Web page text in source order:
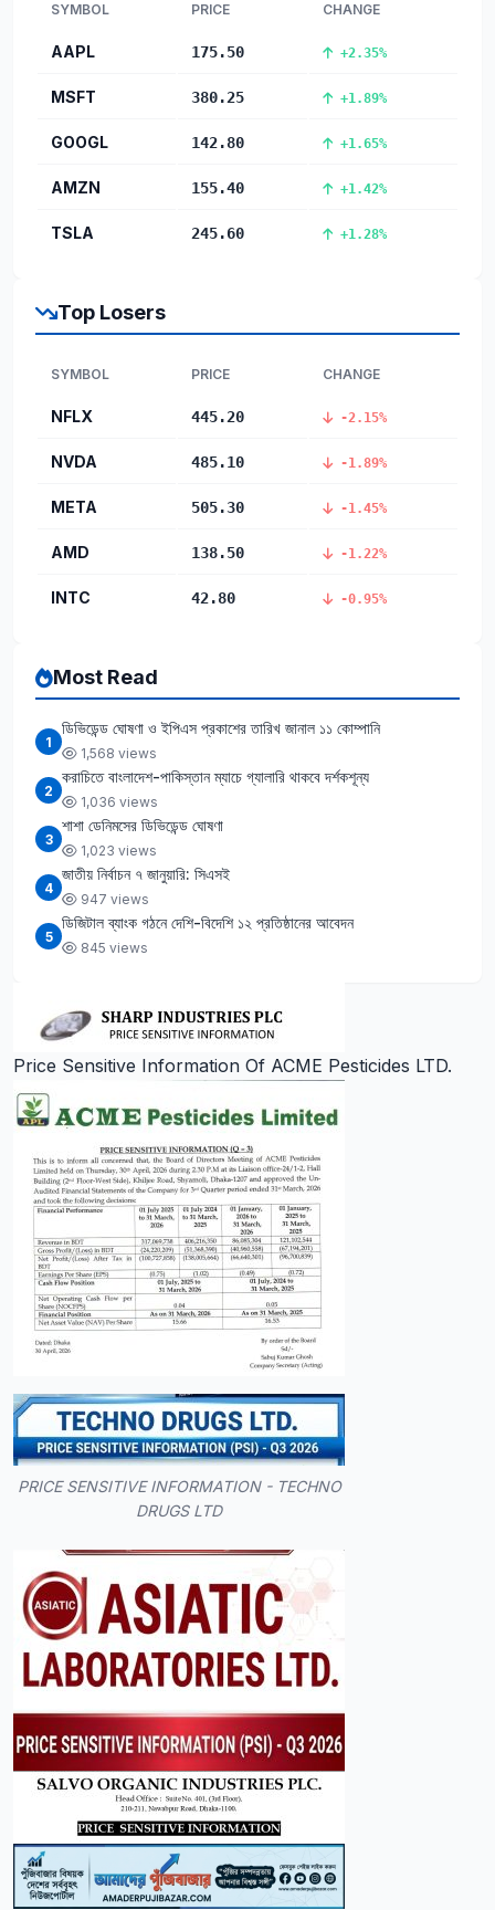
SYMBOL PRICE CHANGE
AAPL 175.50 +2.35%
MSFT 380.25 +1.89%
GOOGL 142.80 +1.65%
AMZN 155.40 +1.42%
TSLA 245.60 +1.28%
Top Losers
SYMBOL PRICE CHANGE
NFLX 445.20 -2.15%
NVDA 485.10 -1.89%
META 505.30 -1.45%
AMD 138.50 -1.22%
INTC 42.80 -0.95%
Most Read
1
ডিভিডেন্ড ঘোষণা ও ইপিএস প্রকাশের তারিখ জানাল ১১ কোম্পানি
1,568 views
2
করাচিতে বাংলাদেশ-পাকিস্তান ম্যাচে গ্যালারি থাকবে দর্শকশূন্য
1,036 views
3
শাশা ডেনিমসের ডিভিডেন্ড ঘোষণা
1,023 views
4
জাতীয় নির্বাচন ৭ জানুয়ারি: সিএসই
947 views
5
ডিজিটাল ব্যাংক গঠনে দেশি-বিদেশি ১২ প্রতিষ্ঠানের আবেদন
845 views
Price Sensitive Information Of ACME Pesticides LTD.
PRICE SENSITIVE INFORMATION - TECHNO
DRUGS LTD